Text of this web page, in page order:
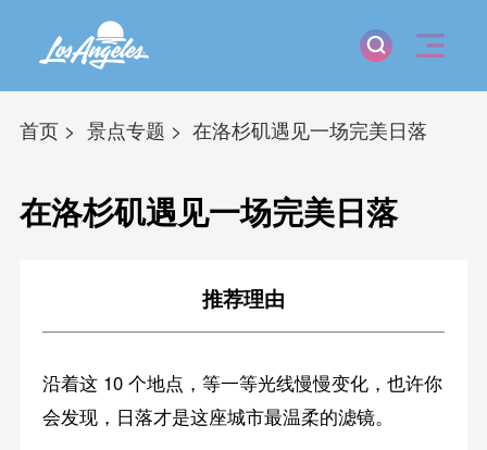
首页 景点专题 在洛杉矶遇见一场完美日落
在洛杉矶遇见一场完美日落
推荐理由
沿着这 10 个地点，等一等光线慢慢变化，也许你
会发现，日落才是这座城市最温柔的滤镜。